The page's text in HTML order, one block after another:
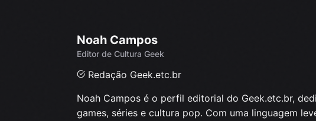
Noah Campos
Editor de Cultura Geek
Redação Geek.etc.br
Noah Campos é o perfil editorial do Geek.etc.br,
games, séries e cultura pop. Com uma linguagem